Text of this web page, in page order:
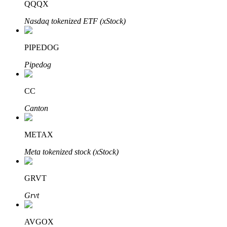
BTR-låsningar
Exklusiva investeringar för BTR-innehavare
Lån
QQQX
Nasdaq tokenized ETF (xStock)
PIPEDOG
Pipedog
CC
Canton
METAX
Meta tokenized stock (xStock)
GRVT
Grvt
AVGOX